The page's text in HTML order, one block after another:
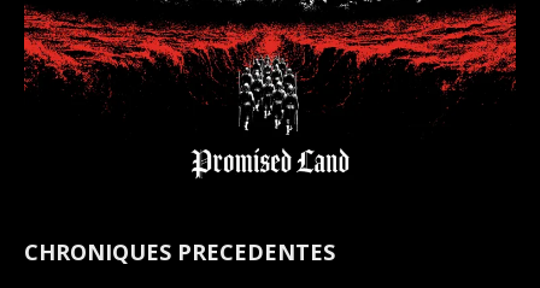
CHRONIQUES PRECEDENTES